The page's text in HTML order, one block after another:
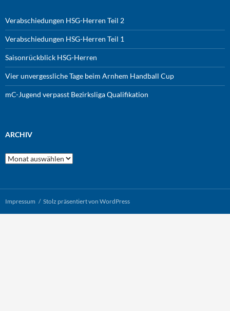
Verabschiedungen HSG-Herren Teil 2
Verabschiedungen HSG-Herren Teil 1
Saisonrückblick HSG-Herren
Vier unvergessliche Tage beim Arnhem Handball Cup
mC-Jugend verpasst Bezirksliga Qualifikation
ARCHIV
Archiv
Impressum Stolz präsentiert von WordPress